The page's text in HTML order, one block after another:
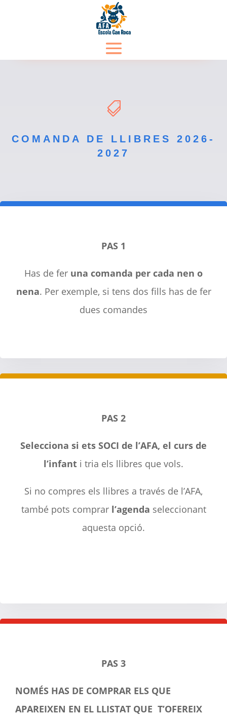

COMANDA DE LLIBRES 2026-
2027
PAS 1
Has de fer una comanda per cada nen o
nena. Per exemple, si tens dos fills has de fer
dues comandes
PAS 2
Selecciona si ets SOCI de l’AFA, el curs de
l’infant i tria els llibres que vols.
Si no compres els llibres a través de l’AFA,
també pots comprar l’agenda seleccionant
aquesta opció.
PAS 3
NOMÉS HAS DE COMPRAR ELS QUE
APAREIXEN EN EL LLISTAT QUE T’OFEREIX